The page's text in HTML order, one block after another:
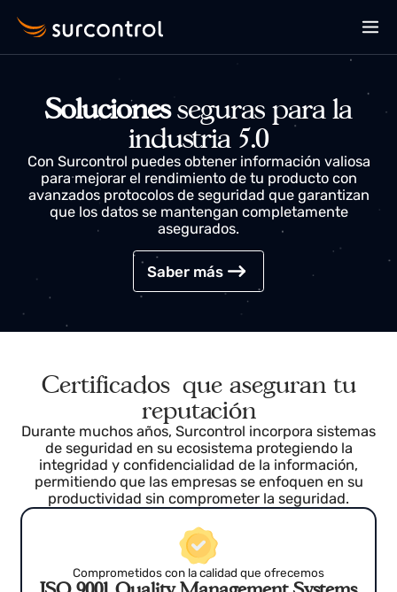
Solucionesseguras para la
industria 5.0
Con Surcontrol puedes obtener información valiosa
para mejorar el rendimiento de tu producto con
avanzados protocolos de seguridad que garantizan
que los datos se mantengan completamente
asegurados.
Saber más
Certificados que aseguran tu
reputación
Durante muchos años, Surcontrol incorpora
de seguridad en su ecosistema protegiendo la
integridad y confidencialidad de la información,
permitiendo que las empresas se enfoquen en su
productividad sin comprometer la seguridad.